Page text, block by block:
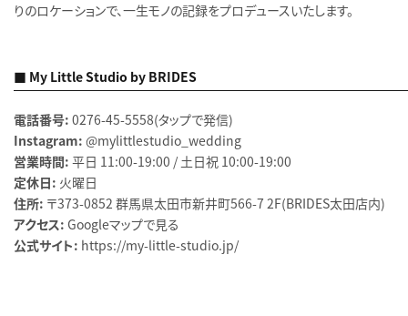
りのロケーションで、一生モノの記録をプロデュースいたします。
■ My Little Studio by BRIDES
電話番号: 0276-45-5558（タップで発信）
Instagram: @mylittlestudio_wedding
営業時間: 平日 11:00-19:00 / 土日祝 10:00-19:00
定休日: 火曜日
住所: 〒373-0852 群馬県太田市新井町566-7 2F（BRIDES太田店内）
アクセス: Googleマップで見る
公式サイト: https://my-little-studio.jp/